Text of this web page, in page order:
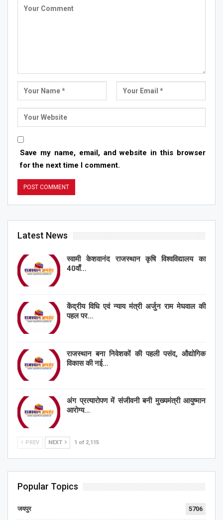
Save my name, email, and website in this browser
for the next time I comment.
Latest News
स्वामी केशवानंद राजस्थान कृषि विश्वविद्यालय का
40वाँ…
केंद्रीय विधि एवं न्याय मंत्री अर्जुन राम मेघवाल की
पहल पर…
राजस्थान बना निवेशकों की पहली पसंद, औद्योगिक
विकास की नई…
अंग प्रत्यारोपण में संजीवनी बनी मुख्यमंत्री आयुष्मान
आरोग्य…
PREV NEXT 1 of 2,115
Popular Topics
जयपुर 5706